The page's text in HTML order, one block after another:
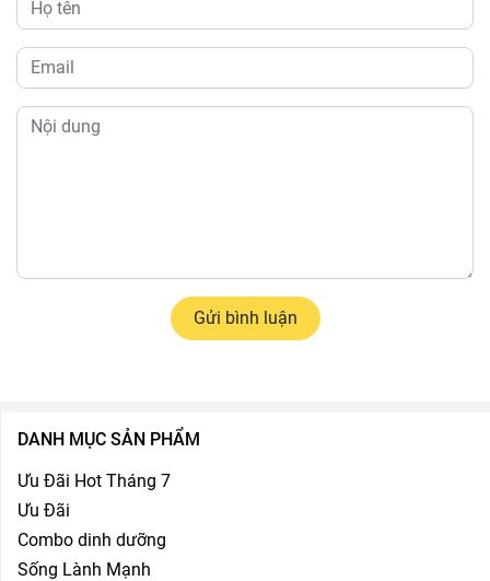
Gửi bình luận
DANH MỤC SẢN PHẨM
Ưu Đãi Hot Tháng 7
Ưu Đãi
Combo dinh dưỡng
Sống Lành Mạnh